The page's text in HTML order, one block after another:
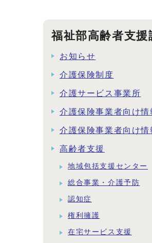
福祉部高齢者支援
お知らせ
介護保険制度
介護サービス事業所
介護保険事業者向
介護保険事業者向
高齢者支援
地域包括支援センター
総合事業・介護予防
認知症
権利擁護
在宅サービス支援